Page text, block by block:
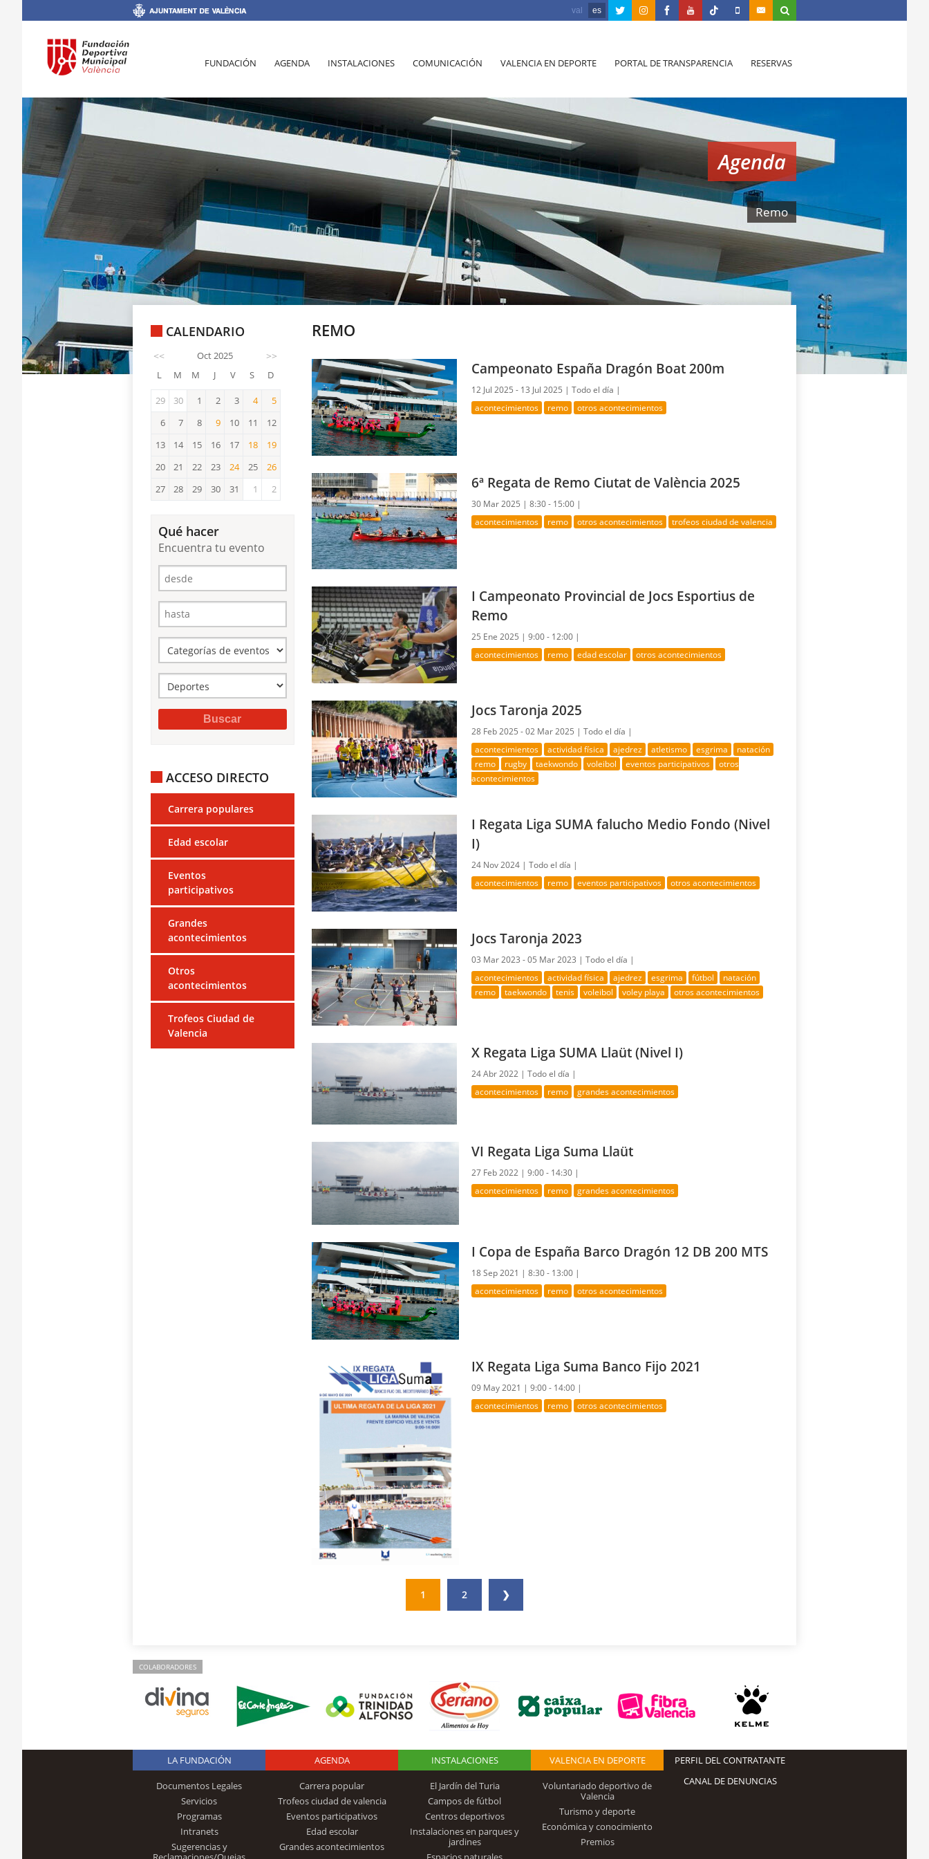
val es
FUNDACIÓN AGENDA INSTALACIONES COMUNICACIÓN VALENCIA EN DEPORTE PORTAL DE TRANSPARENCIA RESERVAS
Agenda
Remo
CALENDARIO
<< Oct 2025 >>
L M M J V S D
29 30 1 2 3 4 5
6 7 8 9 10 11
12
13
14 15 16 17 18
18
19
19
20 21 22 23 24
24
25 26
27 28 29 30 31 1 2
Qué hacer
Encuentra tu evento
ACCESO DIRECTO
Carrera populares
Edad escolar
Eventos
participativos
Grandes
acontecimientos
Otros
acontecimientos
Trofeos Ciudad de
Valencia
REMO
Campeonato España Dragón Boat 200m
12 Jul 2025 - 13 Jul 2025 |Todo el día |
acontecimientos remo otros acontecimientos
6ª Regata de Remo Ciutat de València 2025
30 Mar 2025 |8:30 - 15:00 |
acontecimientos remo otros acontecimientos trofeos ciudad de valencia
I Campeonato Provincial de Jocs Esportius de
Remo
25 Ene 2025 |9:00 - 12:00 |
acontecimientos remo edad escolar otros acontecimientos
Jocs Taronja 2025
28 Feb 2025 - 02 Mar 2025 |Todo el día |
acontecimientos actividad física ajedrez atletismo esgrima
natación
remo
rugby taekwondo voleibol eventos participativos
otros
acontecimientos
I Regata Liga SUMA falucho Medio Fondo (Nivel
I)
24 Nov 2024 |Todo el día |
acontecimientos remo eventos participativos otros acontecimientos
Jocs Taronja 2023
03 Mar 2023 - 05 Mar 2023 |Todo el día |
acontecimientos actividad física ajedrez esgrima fútbol
natación
remo
taekwondo tenis voleibol voley playa otros acontecimientos
X Regata Liga SUMA Llaüt (Nivel I)
24 Abr 2022 |Todo el día |
acontecimientos remo grandes acontecimientos
VI Regata Liga Suma Llaüt
27 Feb 2022 |9:00 - 14:30 |
acontecimientos remo grandes acontecimientos
I Copa de España Barco Dragón 12 DB 200 MTS
18 Sep 2021 |8:30 - 13:00 |
acontecimientos remo otros acontecimientos
IX Regata Liga Suma Banco Fijo 2021
09 May 2021 |9:00 - 14:00 |
acontecimientos remo otros acontecimientos
1 2 ❯
COLABORADORES
Logo Fundación
Trinidad Alfonso
LA FUNDACIÓN
Documentos Legales
Servicios
Programas
Intranets
Sugerencias y
AGENDA
Carrera popular
Trofeos ciudad de valencia
Eventos participativos
Edad escolar
Grandes acontecimientos
INSTALACIONES
El Jardín del Turia
Campos de fútbol
Centros deportivos
Instalaciones en parques y
jardines
VALENCIA EN DEPORTE
Voluntariado deportivo de
Valencia
Turismo y deporte
Económica y conocimiento
Premios
PERFIL DEL CONTRATANTE
CANAL DE DENUNCIAS